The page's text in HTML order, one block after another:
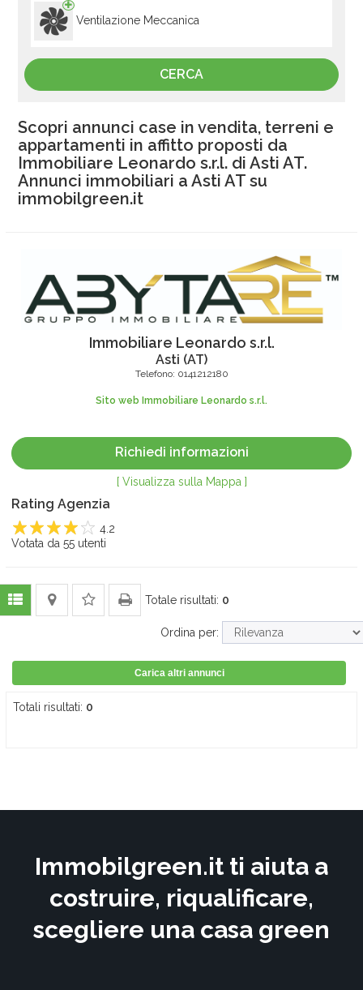
Ventilazione Meccanica
Scopri annunci case in vendita, terreni e
appartamenti in affitto proposti da
Immobiliare Leonardo s.r.l. di Asti AT.
Annunci immobiliari a Asti AT su
immobilgreen.it
Immobiliare Leonardo s.r.l.
Asti (AT)
Telefono: 0141212180
Sito web Immobiliare Leonardo s.r.l.
Richiedi informazioni
[ Visualizza sulla Mappa ]
Rating Agenzia
5
4
3
2
1
4.2
Votata da 55 utenti
Totale risultati: 0
Ordina per:
Carica altri annunci
Totali risultati: 0
Immobilgreen.it ti aiuta a
costruire, riqualificare,
scegliere una casa green